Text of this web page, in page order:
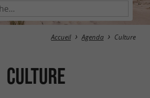
Accueil Agenda Culture
Culture